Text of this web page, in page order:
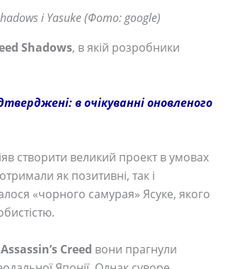
і Yasuke (Фото: google)
Shadows, в якій розробники
в очікуванні оновленого
створити великий проект в умовах
як позитивні, так і
«чорного самурая» Ясуке, якого
Assassin’s Creed вони прагнули